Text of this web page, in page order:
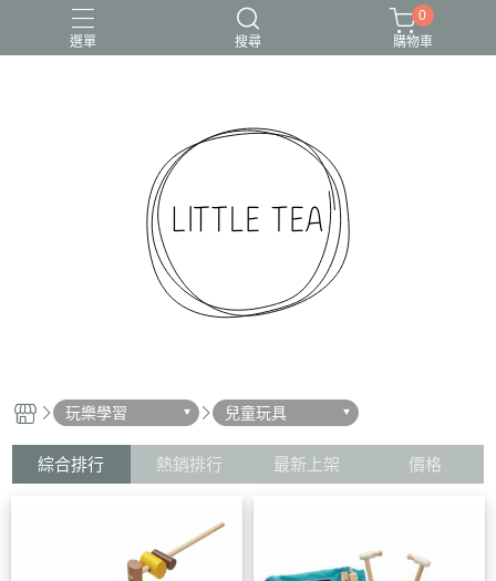
選單 搜尋
0
購物車
玩樂學習 兒童玩具
綜合排行 熱銷排行 最新上架 價格